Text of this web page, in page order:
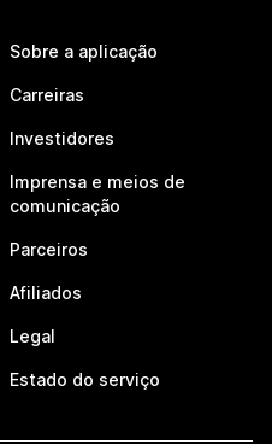
Sobre a aplicação
Carreiras
Investidores
Imprensa e meios de
comunicação
Parceiros
Afiliados
Legal
Estado do serviço